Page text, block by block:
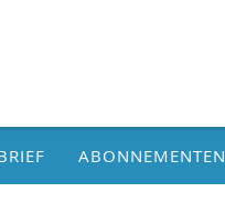
ABONNEMENTEN